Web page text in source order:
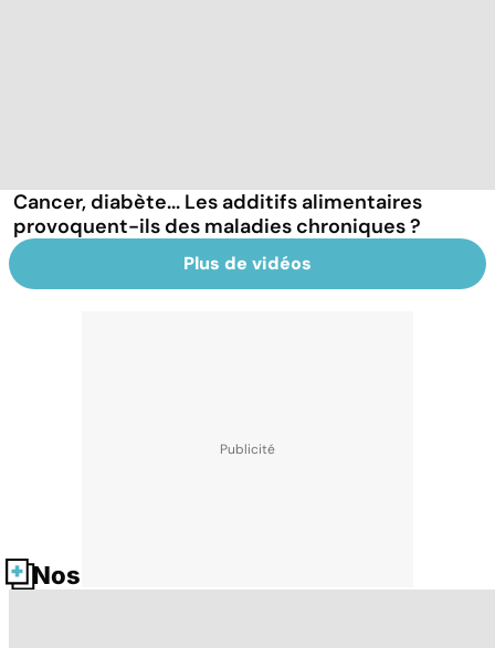
Cancer, diabète... Les additifs alimentaires
provoquent-ils des maladies chroniques ?
Plus de vidéos
Nos fiches santé